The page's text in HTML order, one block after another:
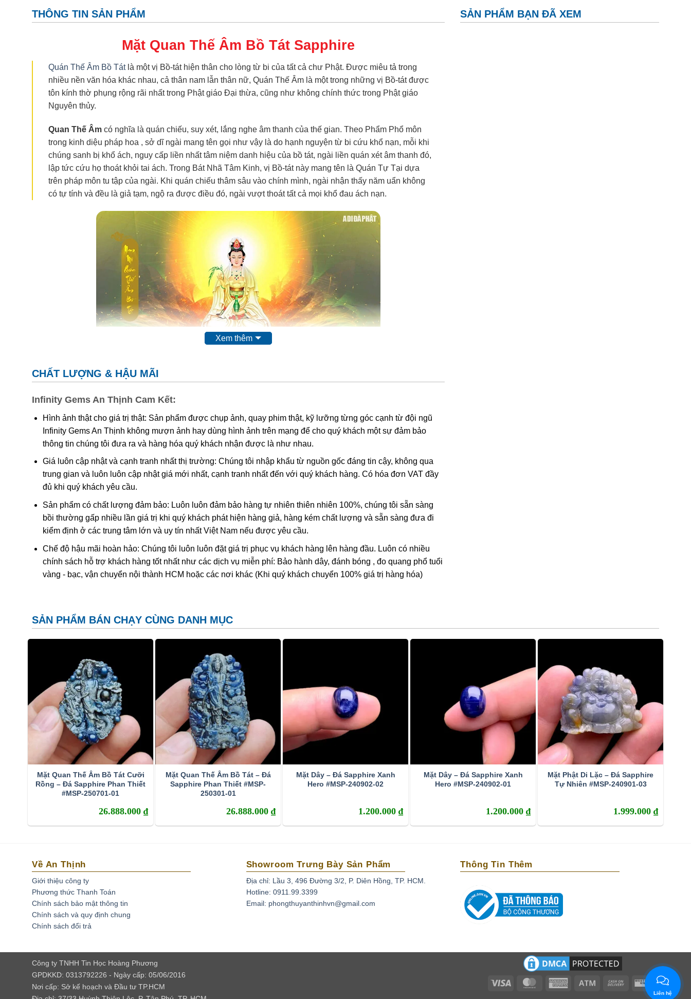
THÔNG TIN SẢN PHẨM
Mặt Quan Thế Âm Bồ Tát Sapphire
Quán Thế Âm Bồ Tátlà một vị Bồ-tát hiện thân cho lòng từ bi của tất cả chư Phật. Được miêu tả trong
nhiều nền văn hóa khác nhau, cả thân nam lẫn thân nữ, Quán Thế Âm là một trong những vị Bồ-tát được
tôn kính thờ phụng rộng rãi nhất trong Phật giáo Đại thừa, cũng như không chính thức trong Phật giáo
Nguyên thủy.
Quan Thế Âm có nghĩa là quán chiếu, suy xét, lắng nghe âm thanh của thế gian. Theo Phẩm Phổ môn
trong kinh diệu pháp hoa , sở dĩ ngài mang tên gọi như vậy là do hạnh nguyện từ bi cứu khổ nạn, mỗi khi
chúng sanh bị khổ ách, nguy cấp liền nhất tâm niệm danh hiệu của bồ tát, ngài liền quán xét âm thanh đó,
lập tức cứu họ thoát khỏi tai ách. Trong Bát Nhã Tâm Kinh, vị Bồ-tát này mang tên là Quán Tự Tại dựa
trên pháp môn tu tập của ngài. Khi quán chiếu thâm sâu vào chính mình, ngài nhận thấy năm uẩn không
có tự tính và đều là giả tạm, ngộ ra được điều đó, ngài vượt thoát tất cả mọi khổ đau ách nạn.
Quan Thế Âmđược nhắc đến trong kinh phật là người có thần lực nhất, chỉ đứng sau Phật Tổ. Quan Thế Âm
luôn đi khắp thế gian, phổ độ tất thảy chúng sinh thoát khỏi khổ nạn bi ai.
Trong phong thủy, mang bên mình Mặt dây Phật Bà Quan Âm Ngọc Jade có công dụng:
Hình tượng Quan Thế Âm là biểu tượng của điểm lành, lòng từ bi bác ái, hóa giải hung khí cho gia chủ.
Là lá bùa cầu bình an, may mắn, cầu chúc vạn sự như ý.
Tránh bị kẻ tiểu nhân hãm hại; tránh sự rủi ro, bất hạnh xảy ra.
Nhìn thấy tượng Quan Thế Âm giúp tâm hồn ta được tĩnh tại, thanh thản.
CHÚ Ý khi sử dụng phật bản mệnh Quan Thế Âm Bồ Tát:
Tránh để mặt dây Quan Thế Âm Bồ Tát tiếp xúc những thứ dơ bẩn.
Khi đeo mặt dây Phật bản mệnh, các bạn hãy chú ý giữ gìn, không để mặt dây chạm vào những thứ ô uế, bẩn
trong sạch để có được sự an nhiên, vui tươi nhất.
Sapphire là gì? Ý Nghĩa và Các Dụng của Sapphire
Sapphirecòn được con người gọi bằng một cái tên thân mật khác làđá Lam Ngọc. Chúng được hình
thành dưới điều kiện áp suất và nhiệt độ cao trong lòng đất, có thành phần chính là corundum (một dạng
đặc biệt của Oxit nhôm – Al203). Khi kết tinh, do hàm lượng các tạp chất khác nhau nên đá Sapphire sở
hữu rất nhiều sắc màu. Corundum màu đỏ thì con người vẫn quen gọi chúng là Ruby (hồng ngọc) còn các
corundum màu khác thì được gọi chung là Sapphire.
Xem thêm
CHẤT LƯỢNG & HẬU MÃI
Infinity Gems An Thịnh Cam Kết:
Hình ảnh thật cho giá trị thật: Sản phẩm được chụp ảnh, quay phim thật, kỹ lưỡng từng góc cạnh từ đội ngũ
Infinity Gems An Thịnh không mượn ảnh hay dùng hình ảnh trên mạng để cho quý khách một sự đảm bảo
thông tin chúng tôi đưa ra và hàng hóa quý khách nhận được là như nhau.
Giá luôn cập nhật và cạnh tranh nhất thị trường: Chúng tôi nhập khẩu từ nguồn gốc đáng tin cậy, không qua
trung gian và luôn luôn cập nhật giá mới nhất, cạnh tranh nhất đến với quý khách hàng. Có hóa đơn VAT đầy
đủ khi quý khách yêu cầu.
Sản phẩm có chất lượng đảm bảo: Luôn luôn đảm bảo hàng tự nhiên thiên nhiên 100%, chúng tôi sẵn sàng
bồi thường gấp nhiều lần giá trị khi quý khách phát hiện hàng giả, hàng kém chất lượng và sẵn sàng đưa đi
kiểm định ở các trung tâm lớn và uy tín nhất Việt Nam nếu được yêu cầu.
Chế độ hậu mãi hoàn hảo: Chúng tôi luôn luôn đặt giá trị phục vụ khách hàng lên hàng đầu. Luôn có nhiều
chính sách hỗ trợ khách hàng tốt nhất như các dịch vụ miễn phí: Bảo hành dây, đánh bóng , đo quang phổ tuổi
vàng - bạc, vận chuyển nội thành HCM hoặc các nơi khác (Khi quý khách chuyển 100% giá trị hàng hóa)
SẢN PHẨM BẠN ĐÃ XEM
SẢN PHẨM BÁN CHẠY CÙNG DANH MỤC
Mặt Quan Thế Âm Bồ Tát Cưỡi
Rồng – Đá Sapphire Phan Thiết
#MSP-250701-01
26.888.000 ₫
Mặt Quan Thế Âm Bồ Tát – Đá
Sapphire Phan Thiết #MSP-
250301-01
26.888.000 ₫
Mặt Dây – Đá Sapphire Xanh
Hero #MSP-240902-02
1.200.000 ₫
Mặt Dây – Đá Sapphire Xanh
Hero #MSP-240902-01
1.200.000 ₫
Mặt Phật Di Lặc – Đá Sapphire
Tự Nhiên #MSP-240901-03
1.999.000 ₫
Về An Thịnh
Giới thiệu công ty
Phương thức Thanh Toán
Chính sách bảo mật thông tin
Chính sách và quy định chung
Chính sách đổi trả
Showroom Trưng Bày Sản Phẩm
Địa chỉ: Lầu 3, 496 Đường 3/2, P. Diên Hồng, TP. HCM.
Hotline: 0911.99.3399
Email: phongthuyanthinhvn@gmail.com
Thông Tin Thêm
Visa MasterCardAmerican
Atm
Cash
Western
Union
Công ty TNHH Tin Học Hoàng Phương
GPDKKD: 0313792226 - Ngày cấp: 05/06/2016
Nơi cấp: Sở kế hoạch và Đầu tư TP.HCM
Liên hệ